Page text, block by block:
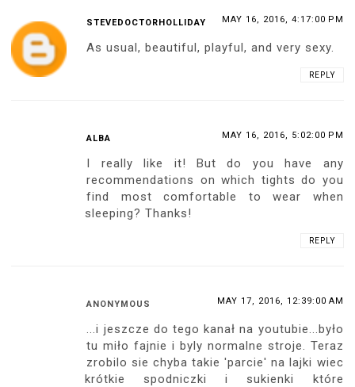
STEVEDOCTORHOLLIDAY MAY 16, 2016, 4:17:00 PM
As usual, beautiful, playful, and very sexy.
REPLY
ALBA MAY 16, 2016, 5:02:00 PM
I really like it! But do you have any
recommendations on which tights do you
find most comfortable to wear when
sleeping? Thanks!
REPLY
ANONYMOUS MAY 17, 2016, 12:39:00 AM
...i jeszcze do tego kanał na youtubie...było
tu miło fajnie i byly normalne stroje. Teraz
zrobilo sie chyba takie 'parcie' na lajki wiec
krótkie spodniczki i sukienki które